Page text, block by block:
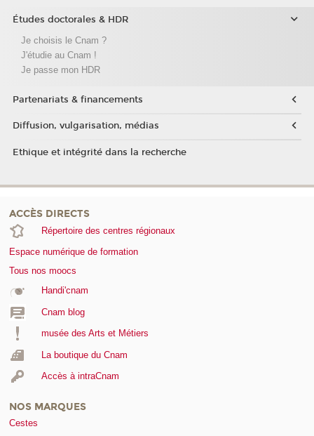
Études doctorales & HDR
Je choisis le Cnam ?
J'étudie au Cnam !
Je passe mon HDR
Partenariats & financements
Diffusion, vulgarisation, médias
Ethique et intégrité dans la recherche
ACCÈS DIRECTS
Répertoire des centres régionaux
Espace numérique de formation
Tous nos moocs
Handi'cnam
Cnam blog
musée des Arts et Métiers
La boutique du Cnam
Accès à intraCnam
NOS MARQUES
Cestes